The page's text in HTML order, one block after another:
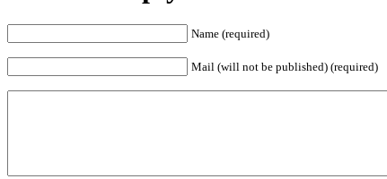
Name (required)
Mail (will not be published) (required)